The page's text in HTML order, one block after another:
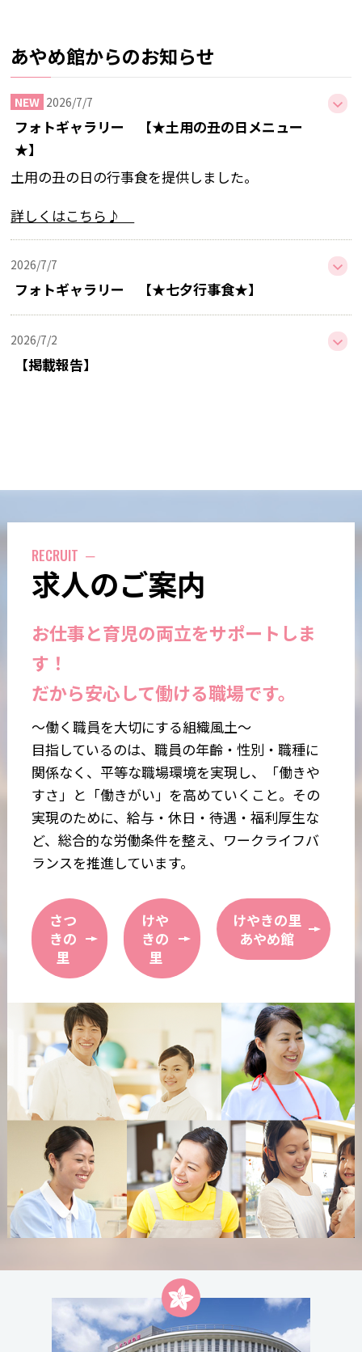
🌸 お花見（デイケア）をしました 🌸
2026.4.1
施設長交代のご挨拶
2026.4.1
2026年度 昇格辞令交付式・永年勤続表彰式
2026.2.26
🌸 雛人形を飾りました 🌸
2026.2.12
節分の豆まきを体験しました
🎍 新年のご挨拶 🎍
2025.12.29
2025.12.17
第２回 白井聖仁会病院・さつきの里 餅つき大
会を開催しました！【レポート③】
2025.12.12
会を開催しました！【レポート②】
2025.12.8
第２回 白井聖仁会病院・さつきの里 餅つき大
会を開催しました！【レポート①】
2025.11.15
▶ 餅つき大会開催のお知らせ ◀
2025.10.31
各フロアで運動会を開催しました！【レポート
2025.10.31
2025.10.27
各フロアで運動会を開催しました！【レポート
研修報告
2026/6/26
入所行事№７
2026/6/18
入所行事№６
2026/5/25
感染症研修
2026/5/25
入所行事№５
2026/4/23
入所行事№２
2026/4/21
入所行事
通所リハビリ
2026/3/26
2026/3/5
2026/2/14
入所行事
2026/1/1
新年のご挨拶
2025/11/28
フォトギャラリー
2025/11/18
第10回 もちつき大会開催のお知らせ
2025/11/12
フォトギャラリー
あやめ館からのお知らせ
2026/7/7
フォトギャラリー 【★土用の丑の日メニュー
★】
土用の丑の日の行事食を提供しました。
詳しくはこちら♪
2026/7/7
フォトギャラリー 【★七夕行事食★】
2026/7/2
【掲載報告】
2026/6/18
2026/6/18
フォトギャラリー 【♪長寿大学『笑顔と歌を届
2026/5/30
フォトギャラリー 【★ユニット行事★】
フォトギャラリー 【🍴リクエストメニュー🍴】
2026/4/27
フォトギャラリー 【★入居者様の作品★】
2026/4/27
フォトギャラリー 【ユニット行事🌼】
2026/4/25
フォトギャラリー 【★入居者様の作品★】
RECRUIT
求人のご案内
お仕事と育児の両立をサポートしま
す！
だから安心して働ける職場です。
～働く職員を大切にする組織風土～
目指しているのは、職員の年齡・性別・職種に
関係なく、平等な職場環境を実現し、「働きや
すさ」と「働きがい」を高めていくこと。その
実現のために、給与・休日・待遇・福利厚生な
ど、総合的な労働条件を整え、ワークライフバ
ランスを推進しています。
さつ
きの
里
けや
きの
里
けやきの里
あやめ館